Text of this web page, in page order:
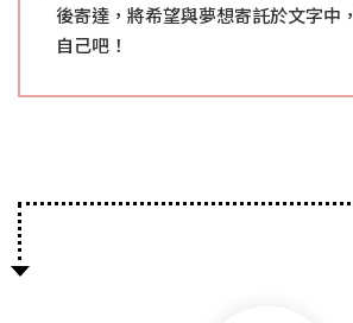
後寄達，將希望與夢想寄託於文字中
自己吧！